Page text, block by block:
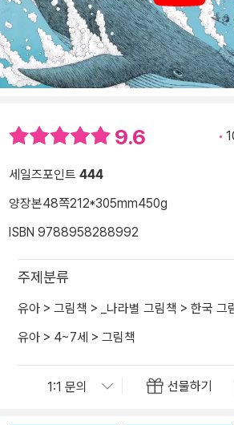
9.6
세일즈포인트 444
양장본48쪽212*305mm450g
ISBN 9788958288992
주제분류
유아 > 그림책 > _나라별 그림책 > 한국 그
유아 > 4~7세 > 그림책
선물하기